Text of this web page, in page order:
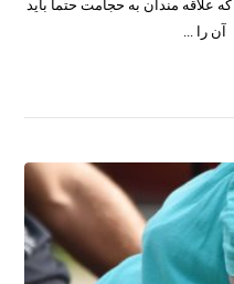
مندان به حجامت حتما باید
آن را ...